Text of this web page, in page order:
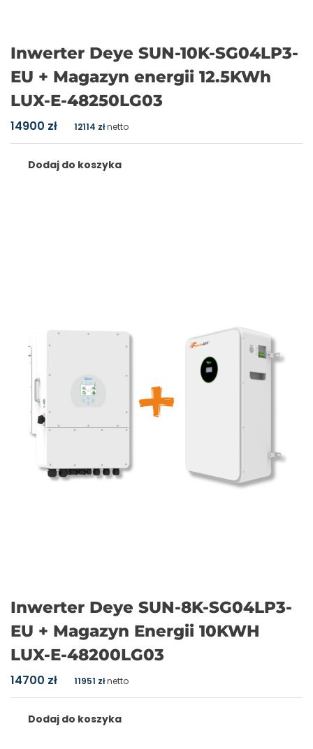
Inwerter Deye SUN-10K-SG04LP3-
EU + Magazyn energii 12.5KWh
LUX-E-48250LG03
14900 zł 12114 złnetto
Dodaj do koszyka
Inwerter Deye SUN-8K-SG04LP3-
EU + Magazyn Energii 10KWH
LUX-E-48200LG03
14700 zł 11951 złnetto
Dodaj do koszyka